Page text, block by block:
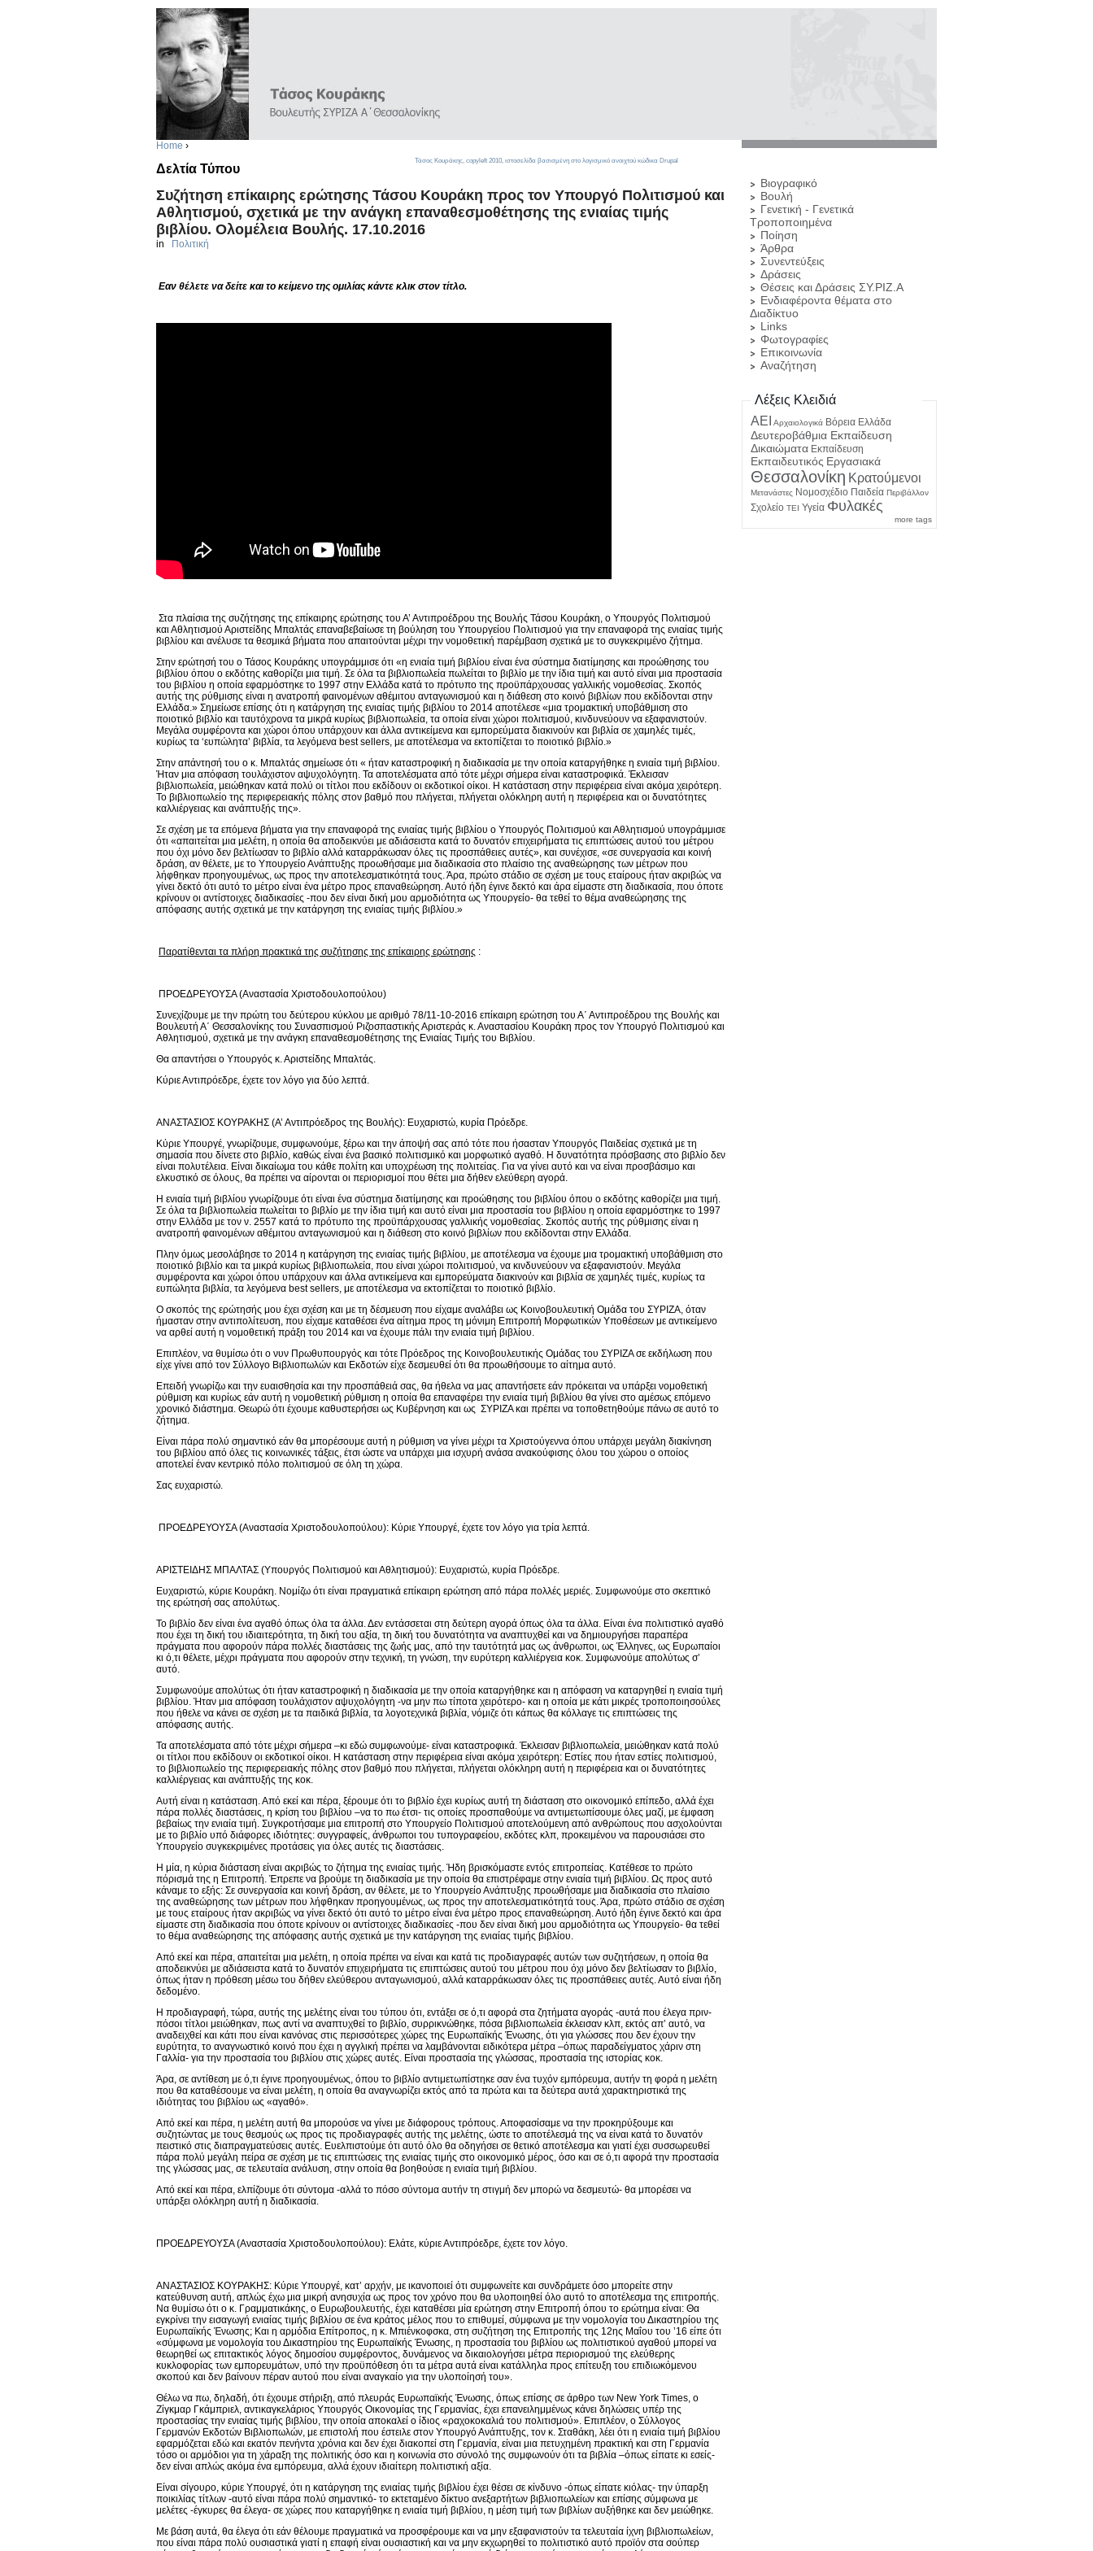
Home ›
Δελτία Τύπου
Συζήτηση επίκαιρης ερώτησης Τάσου Κουράκη προς τον Υπουργό Πολιτισμού και
Αθλητισμού, σχετικά με την ανάγκη επαναθεσμοθέτησης της ενιαίας τιμής
βιβλίου. Ολομέλεια Βουλής. 17.10.2016
in Πολιτική
Εαν θέλετε να δείτε και το κείμενο της ομιλίας κάντε κλικ στον τίτλο.
Στα πλαίσια της συζήτησης της επίκαιρης ερώτησης του Α’ Αντιπροέδρου της Βουλής Τάσου Κουράκη, ο Υπουργός Πολιτισμού
και Αθλητισμού Αριστείδης Μπαλτάς επαναβεβαίωσε τη βούληση του Υπουργείου Πολιτισμού για την επαναφορά της ενιαίας τιμής
βιβλίου και ανέλυσε τα θεσμικά βήματα που απαιτούνται μέχρι την νομοθετική παρέμβαση σχετικά με το συγκεκριμένο ζήτημα.
Στην ερώτησή του ο Τάσος Κουράκης υπογράμμισε ότι «η ενιαία τιμή βιβλίου είναι ένα σύστημα διατίμησης και προώθησης του
βιβλίου όπου ο εκδότης καθορίζει μια τιμή. Σε όλα τα βιβλιοπωλεία πωλείται το βιβλίο με την ίδια τιμή και αυτό είναι μια προστασία
του βιβλίου η οποία εφαρμόστηκε το 1997 στην Ελλάδα κατά το πρότυπο της προϋπάρχουσας γαλλικής νομοθεσίας. Σκοπός
αυτής της ρύθμισης είναι η ανατροπή φαινομένων αθέμιτου ανταγωνισμού και η διάθεση στο κοινό βιβλίων που εκδίδονται στην
Ελλάδα.» Σημείωσε επίσης ότι η κατάργηση της ενιαίας τιμής βιβλίου το 2014 αποτέλεσε «μια τρομακτική υποβάθμιση στο
ποιοτικό βιβλίο και ταυτόχρονα τα μικρά κυρίως βιβλιοπωλεία, τα οποία είναι χώροι πολιτισμού, κινδυνεύουν να εξαφανιστούν.
Μεγάλα συμφέροντα και χώροι όπου υπάρχουν και άλλα αντικείμενα και εμπορεύματα διακινούν και βιβλία σε χαμηλές τιμές,
κυρίως τα ‘ευπώλητα’ βιβλία, τα λεγόμενα best sellers, με αποτέλεσμα να εκτοπίζεται το ποιοτικό βιβλίο.»
Στην απάντησή του ο κ. Μπαλτάς σημείωσε ότι « ήταν καταστροφική η διαδικασία με την οποία καταργήθηκε η ενιαία τιμή βιβλίου.
Ήταν μια απόφαση τουλάχιστον αψυχολόγητη. Τα αποτελέσματα από τότε μέχρι σήμερα είναι καταστροφικά. Έκλεισαν
βιβλιοπωλεία, μειώθηκαν κατά πολύ οι τίτλοι που εκδίδουν οι εκδοτικοί οίκοι. Η κατάσταση στην περιφέρεια είναι ακόμα χειρότερη.
Το βιβλιοπωλείο της περιφερειακής πόλης στον βαθμό που πλήγεται, πλήγεται ολόκληρη αυτή η περιφέρεια και οι δυνατότητες
καλλιέργειας και ανάπτυξής της».
Σε σχέση με τα επόμενα βήματα για την επαναφορά της ενιαίας τιμής βιβλίου ο Υπουργός Πολιτισμού και Αθλητισμού υπογράμμισε
ότι «απαιτείται μια μελέτη, η οποία θα αποδεικνύει με αδιάσειστα κατά το δυνατόν επιχειρήματα τις επιπτώσεις αυτού του μέτρου
που όχι μόνο δεν βελτίωσαν το βιβλίο αλλά καταρράκωσαν όλες τις προσπάθειες αυτές», και συνέχισε, «σε συνεργασία και κοινή
δράση, αν θέλετε, με το Υπουργείο Ανάπτυξης προωθήσαμε μια διαδικασία στο πλαίσιο της αναθεώρησης των μέτρων που
λήφθηκαν προηγουμένως, ως προς την αποτελεσματικότητά τους. Άρα, πρώτο στάδιο σε σχέση με τους εταίρους ήταν ακριβώς να
γίνει δεκτό ότι αυτό το μέτρο είναι ένα μέτρο προς επαναθεώρηση. Αυτό ήδη έγινε δεκτό και άρα είμαστε στη διαδικασία, που όποτε
κρίνουν οι αντίστοιχες διαδικασίες -που δεν είναι δική μου αρμοδιότητα ως Υπουργείο- θα τεθεί το θέμα αναθεώρησης της
απόφασης αυτής σχετικά με την κατάργηση της ενιαίας τιμής βιβλίου.»
Παρατίθενται τα πλήρη πρακτικά της συζήτησης της επίκαιρης ερώτησης :
ΠΡΟΕΔΡΕΥΟΥΣΑ (Αναστασία Χριστοδουλοπούλου)
Συνεχίζουμε με την πρώτη του δεύτερου κύκλου με αριθμό 78/11-10-2016 επίκαιρη ερώτηση του Α΄ Αντιπροέδρου της Βουλής και
Βουλευτή Α΄ Θεσσαλονίκης του Συνασπισμού Ριζοσπαστικής Αριστεράς κ. Αναστασίου Κουράκη προς τον Υπουργό Πολιτισμού και
Αθλητισμού, σχετικά με την ανάγκη επαναθεσμοθέτησης της Ενιαίας Τιμής του Βιβλίου.
Θα απαντήσει ο Υπουργός κ. Αριστείδης Μπαλτάς.
Κύριε Αντιπρόεδρε, έχετε τον λόγο για δύο λεπτά.
ΑΝΑΣΤΑΣΙΟΣ ΚΟΥΡΑΚΗΣ (Α’ Αντιπρόεδρος της Βουλής): Ευχαριστώ, κυρία Πρόεδρε.
Κύριε Υπουργέ, γνωρίζουμε, συμφωνούμε, ξέρω και την άποψή σας από τότε που ήσασταν Υπουργός Παιδείας σχετικά με τη
σημασία που δίνετε στο βιβλίο, καθώς είναι ένα βασικό πολιτισμικό και μορφωτικό αγαθό. Η δυνατότητα πρόσβασης στο βιβλίο δεν
είναι πολυτέλεια. Είναι δικαίωμα του κάθε πολίτη και υποχρέωση της πολιτείας. Για να γίνει αυτό και να είναι προσβάσιμο και
ελκυστικό σε όλους, θα πρέπει να αίρονται οι περιορισμοί που θέτει μια δήθεν ελεύθερη αγορά.
Η ενιαία τιμή βιβλίου γνωρίζουμε ότι είναι ένα σύστημα διατίμησης και προώθησης του βιβλίου όπου ο εκδότης καθορίζει μια τιμή.
Σε όλα τα βιβλιοπωλεία πωλείται το βιβλίο με την ίδια τιμή και αυτό είναι μια προστασία του βιβλίου η οποία εφαρμόστηκε το 1997
στην Ελλάδα με τον ν. 2557 κατά το πρότυπο της προϋπάρχουσας γαλλικής νομοθεσίας. Σκοπός αυτής της ρύθμισης είναι η
ανατροπή φαινομένων αθέμιτου ανταγωνισμού και η διάθεση στο κοινό βιβλίων που εκδίδονται στην Ελλάδα.
Πλην όμως μεσολάβησε το 2014 η κατάργηση της ενιαίας τιμής βιβλίου, με αποτέλεσμα να έχουμε μια τρομακτική υποβάθμιση στο
ποιοτικό βιβλίο και τα μικρά κυρίως βιβλιοπωλεία, που είναι χώροι πολιτισμού, να κινδυνεύουν να εξαφανιστούν. Μεγάλα
συμφέροντα και χώροι όπου υπάρχουν και άλλα αντικείμενα και εμπορεύματα διακινούν και βιβλία σε χαμηλές τιμές, κυρίως τα
ευπώλητα βιβλία, τα λεγόμενα best sellers, με αποτέλεσμα να εκτοπίζεται το ποιοτικό βιβλίο.
Ο σκοπός της ερώτησής μου έχει σχέση και με τη δέσμευση που είχαμε αναλάβει ως Κοινοβουλευτική Ομάδα του ΣΥΡΙΖΑ, όταν
ήμασταν στην αντιπολίτευση, που είχαμε καταθέσει ένα αίτημα προς τη μόνιμη Επιτροπή Μορφωτικών Υποθέσεων με αντικείμενο
να αρθεί αυτή η νομοθετική πράξη του 2014 και να έχουμε πάλι την ενιαία τιμή βιβλίου.
Επιπλέον, να θυμίσω ότι ο νυν Πρωθυπουργός και τότε Πρόεδρος της Κοινοβουλευτικής Ομάδας του ΣΥΡΙΖΑ σε εκδήλωση που
είχε γίνει από τον Σύλλογο Βιβλιοπωλών και Εκδοτών είχε δεσμευθεί ότι θα προωθήσουμε το αίτημα αυτό.
Επειδή γνωρίζω και την ευαισθησία και την προσπάθειά σας, θα ήθελα να μας απαντήσετε εάν πρόκειται να υπάρξει νομοθετική
ρύθμιση και κυρίως εάν αυτή η νομοθετική ρύθμιση η οποία θα επαναφέρει την ενιαία τιμή βιβλίου θα γίνει στο αμέσως επόμενο
χρονικό διάστημα. Θεωρώ ότι έχουμε καθυστερήσει ως Κυβέρνηση και ως ΣΥΡΙΖΑ και πρέπει να τοποθετηθούμε πάνω σε αυτό το
ζήτημα.
Είναι πάρα πολύ σημαντικό εάν θα μπορέσουμε αυτή η ρύθμιση να γίνει μέχρι τα Χριστούγεννα όπου υπάρχει μεγάλη διακίνηση
του βιβλίου από όλες τις κοινωνικές τάξεις, έτσι ώστε να υπάρχει μια ισχυρή ανάσα ανακούφισης όλου του χώρου ο οποίος
αποτελεί έναν κεντρικό πόλο πολιτισμού σε όλη τη χώρα.
Σας ευχαριστώ.
ΠΡΟΕΔΡΕΥΟΥΣΑ (Αναστασία Χριστοδουλοπούλου): Κύριε Υπουργέ, έχετε τον λόγο για τρία λεπτά.
ΑΡΙΣΤΕΙΔΗΣ ΜΠΑΛΤΑΣ (Υπουργός Πολιτισμού και Αθλητισμού): Ευχαριστώ, κυρία Πρόεδρε.
Ευχαριστώ, κύριε Κουράκη. Νομίζω ότι είναι πραγματικά επίκαιρη ερώτηση από πάρα πολλές μεριές. Συμφωνούμε στο σκεπτικό
της ερώτησή σας απολύτως.
Το βιβλίο δεν είναι ένα αγαθό όπως όλα τα άλλα. Δεν εντάσσεται στη δεύτερη αγορά όπως όλα τα άλλα. Είναι ένα πολιτιστικό αγαθό
που έχει τη δική του ιδιαιτερότητα, τη δική του αξία, τη δική του δυνατότητα να αναπτυχθεί και να δημιουργήσει παραπέρα
πράγματα που αφορούν πάρα πολλές διαστάσεις της ζωής μας, από την ταυτότητά μας ως άνθρωποι, ως Έλληνες, ως Ευρωπαίοι
κι ό,τι θέλετε, μέχρι πράγματα που αφορούν στην τεχνική, τη γνώση, την ευρύτερη καλλιέργεια κοκ. Συμφωνούμε απολύτως σ’
αυτό.
Συμφωνούμε απολύτως ότι ήταν καταστροφική η διαδικασία με την οποία καταργήθηκε και η απόφαση να καταργηθεί η ενιαία τιμή
βιβλίου. Ήταν μια απόφαση τουλάχιστον αψυχολόγητη -να μην πω τίποτα χειρότερο- και η οποία με κάτι μικρές τροποποιησούλες
που ήθελε να κάνει σε σχέση με τα παιδικά βιβλία, τα λογοτεχνικά βιβλία, νόμιζε ότι κάπως θα κόλλαγε τις επιπτώσεις της
απόφασης αυτής.
Τα αποτελέσματα από τότε μέχρι σήμερα –κι εδώ συμφωνούμε- είναι καταστροφικά. Έκλεισαν βιβλιοπωλεία, μειώθηκαν κατά πολύ
οι τίτλοι που εκδίδουν οι εκδοτικοί οίκοι. Η κατάσταση στην περιφέρεια είναι ακόμα χειρότερη: Εστίες που ήταν εστίες πολιτισμού,
το βιβλιοπωλείο της περιφερειακής πόλης στον βαθμό που πλήγεται, πλήγεται ολόκληρη αυτή η περιφέρεια και οι δυνατότητες
καλλιέργειας και ανάπτυξής της κοκ.
Αυτή είναι η κατάσταση. Από εκεί και πέρα, ξέρουμε ότι το βιβλίο έχει κυρίως αυτή τη διάσταση στο οικονομικό επίπεδο, αλλά έχει
πάρα πολλές διαστάσεις, η κρίση του βιβλίου –να το πω έτσι- τις οποίες προσπαθούμε να αντιμετωπίσουμε όλες μαζί, με έμφαση
βεβαίως την ενιαία τιμή. Συγκροτήσαμε μια επιτροπή στο Υπουργείο Πολιτισμού αποτελούμενη από ανθρώπους που ασχολούνται
με το βιβλίο υπό διάφορες ιδιότητες: συγγραφείς, άνθρωποι του τυπογραφείου, εκδότες κλπ, προκειμένου να παρουσιάσει στο
Υπουργείο συγκεκριμένες προτάσεις για όλες αυτές τις διαστάσεις.
Η μία, η κύρια διάσταση είναι ακριβώς το ζήτημα της ενιαίας τιμής. Ήδη βρισκόμαστε εντός επιτροπείας. Κατέθεσε το πρώτο
πόρισμά της η Επιτροπή. Έπρεπε να βρούμε τη διαδικασία με την οποία θα επιστρέφαμε στην ενιαία τιμή βιβλίου. Ως προς αυτό
κάναμε το εξής: Σε συνεργασία και κοινή δράση, αν θέλετε, με το Υπουργείο Ανάπτυξης προωθήσαμε μια διαδικασία στο πλαίσιο
της αναθεώρησης των μέτρων που λήφθηκαν προηγουμένως, ως προς την αποτελεσματικότητά τους. Άρα, πρώτο στάδιο σε σχέση
με τους εταίρους ήταν ακριβώς να γίνει δεκτό ότι αυτό το μέτρο είναι ένα μέτρο προς επαναθεώρηση. Αυτό ήδη έγινε δεκτό και άρα
είμαστε στη διαδικασία που όποτε κρίνουν οι αντίστοιχες διαδικασίες -που δεν είναι δική μου αρμοδιότητα ως Υπουργείο- θα τεθεί
το θέμα αναθεώρησης της απόφασης αυτής σχετικά με την κατάργηση της ενιαίας τιμής βιβλίου.
Από εκεί και πέρα, απαιτείται μια μελέτη, η οποία πρέπει να είναι και κατά τις προδιαγραφές αυτών των συζητήσεων, η οποία θα
αποδεικνύει με αδιάσειστα κατά το δυνατόν επιχειρήματα τις επιπτώσεις αυτού του μέτρου που όχι μόνο δεν βελτίωσαν το βιβλίο,
όπως ήταν η πρόθεση μέσω του δήθεν ελεύθερου ανταγωνισμού, αλλά καταρράκωσαν όλες τις προσπάθειες αυτές. Αυτό είναι ήδη
δεδομένο.
Η προδιαγραφή, τώρα, αυτής της μελέτης είναι του τύπου ότι, εντάξει σε ό,τι αφορά στα ζητήματα αγοράς -αυτά που έλεγα πριν-
πόσοι τίτλοι μειώθηκαν, πως αντί να αναπτυχθεί το βιβλίο, συρρικνώθηκε, πόσα βιβλιοπωλεία έκλεισαν κλπ, εκτός απ’ αυτό, να
αναδειχθεί και κάτι που είναι κανόνας στις περισσότερες χώρες της Ευρωπαϊκής Ένωσης, ότι για γλώσσες που δεν έχουν την
ευρύτητα, το αναγνωστικό κοινό που έχει η αγγλική πρέπει να λαμβάνονται ειδικότερα μέτρα –όπως παραδείγματος χάριν στη
Γαλλία- για την προστασία του βιβλίου στις χώρες αυτές. Είναι προστασία της γλώσσας, προστασία της ιστορίας κοκ.
Άρα, σε αντίθεση με ό,τι έγινε προηγουμένως, όπου το βιβλίο αντιμετωπίστηκε σαν ένα τυχόν εμπόρευμα, αυτήν τη φορά η μελέτη
που θα καταθέσουμε να είναι μελέτη, η οποία θα αναγνωρίζει εκτός από τα πρώτα και τα δεύτερα αυτά χαρακτηριστικά της
ιδιότητας του βιβλίου ως «αγαθό».
Από εκεί και πέρα, η μελέτη αυτή θα μπορούσε να γίνει με διάφορους τρόπους. Αποφασίσαμε να την προκηρύξουμε και
συζητώντας με τους θεσμούς ως προς τις προδιαγραφές αυτής της μελέτης, ώστε το αποτέλεσμά της να είναι κατά το δυνατόν
πειστικό στις διαπραγματεύσεις αυτές. Ευελπιστούμε ότι αυτό όλο θα οδηγήσει σε θετικό αποτέλεσμα και γιατί έχει συσσωρευθεί
πάρα πολύ μεγάλη πείρα σε σχέση με τις επιπτώσεις της ενιαίας τιμής στο οικονομικό μέρος, όσο και σε ό,τι αφορά την προστασία
της γλώσσας μας, σε τελευταία ανάλυση, στην οποία θα βοηθούσε η ενιαία τιμή βιβλίου.
Από εκεί και πέρα, ελπίζουμε ότι σύντομα -αλλά το πόσο σύντομα αυτήν τη στιγμή δεν μπορώ να δεσμευτώ- θα μπορέσει να
υπάρξει ολόκληρη αυτή η διαδικασία.
ΠΡΟΕΔΡΕΥΟΥΣΑ (Αναστασία Χριστοδουλοπούλου): Ελάτε, κύριε Αντιπρόεδρε, έχετε τον λόγο.
ΑΝΑΣΤΑΣΙΟΣ ΚΟΥΡΑΚΗΣ: Κύριε Υπουργέ, κατ’ αρχήν, με ικανοποιεί ότι συμφωνείτε και συνδράμετε όσο μπορείτε στην
κατεύθυνση αυτή, απλώς έχω μια μικρή ανησυχία ως προς τον χρόνο που θα υλοποιηθεί όλο αυτό το αποτέλεσμα της επιτροπής.
Να θυμίσω ότι ο κ. Γραμματικάκης, ο Ευρωβουλευτής, έχει καταθέσει μία ερώτηση στην Επιτροπή όπου το ερώτημα είναι: Θα
εγκρίνει την εισαγωγή ενιαίας τιμής βιβλίου σε ένα κράτος μέλος που το επιθυμεί, σύμφωνα με την νομολογία του Δικαστηρίου της
Ευρωπαϊκής Ένωσης; Και η αρμόδια Επίτροπος, η κ. Μπιένκοφσκα, στη συζήτηση της Επιτροπής της 12ης Μαΐου του ’16 είπε ότι
«σύμφωνα με νομολογία του Δικαστηρίου της Ευρωπαϊκής Ένωσης, η προστασία του βιβλίου ως πολιτιστικού αγαθού μπορεί να
θεωρηθεί ως επιτακτικός λόγος δημοσίου συμφέροντος, δυνάμενος να δικαιολογήσει μέτρα περιορισμού της ελεύθερης
κυκλοφορίας των εμπορευμάτων, υπό την προϋπόθεση ότι τα μέτρα αυτά είναι κατάλληλα προς επίτευξη του επιδιωκόμενου
σκοπού και δεν βαίνουν πέραν αυτού που είναι αναγκαίο για την υλοποίησή του».
Θέλω να πω, δηλαδή, ότι έχουμε στήριξη, από πλευράς Ευρωπαϊκής Ένωσης, όπως επίσης σε άρθρο των New York Times, ο
Ζίγκμαρ Γκάμπριελ, αντικαγκελάριος Υπουργός Οικονομίας της Γερμανίας, έχει επανειλημμένως κάνει δηλώσεις υπέρ της
προστασίας την ενιαίας τιμής βιβλίου, την οποία αποκαλεί ο ίδιος «ραχοκοκαλιά του πολιτισμού». Επιπλέον, ο Σύλλογος
Γερμανών Εκδοτών Βιβλιοπωλών, με επιστολή που έστειλε στον Υπουργό Ανάπτυξης, τον κ. Σταθάκη, λέει ότι η ενιαία τιμή βιβλίου
εφαρμόζεται εδώ και εκατόν πενήντα χρόνια και δεν έχει διακοπεί στη Γερμανία, είναι μια πετυχημένη πρακτική και στη Γερμανία
τόσο οι αρμόδιοι για τη χάραξη της πολιτικής όσο και η κοινωνία στο σύνολό της συμφωνούν ότι τα βιβλία –όπως είπατε κι εσείς-
δεν είναι απλώς ακόμα ένα εμπόρευμα, αλλά έχουν ιδιαίτερη πολιτιστική αξία.
Είναι σίγουρο, κύριε Υπουργέ, ότι η κατάργηση της ενιαίας τιμής βιβλίου έχει θέσει σε κίνδυνο -όπως είπατε κιόλας- την ύπαρξη
ποικιλίας τίτλων -αυτό είναι πάρα πολύ σημαντικό- το εκτεταμένο δίκτυο ανεξαρτήτων βιβλιοπωλείων και επίσης σύμφωνα με
μελέτες -έγκυρες θα έλεγα- σε χώρες που καταργήθηκε η ενιαία τιμή βιβλίου, η μέση τιμή των βιβλίων αυξήθηκε και δεν μειώθηκε.
Με βάση αυτά, θα έλεγα ότι εάν θέλουμε πραγματικά να προσφέρουμε και να μην εξαφανιστούν τα τελευταία ίχνη βιβλιοπωλείων,
που είναι πάρα πολύ ουσιαστικά γιατί η επαφή είναι ουσιαστική και να μην εκχωρηθεί το πολιτιστικό αυτό προϊόν στα σούπερ
Βιογραφικό
Βουλή
Γενετική - Γενετικά
Τροποποιημένα
Ποίηση
Άρθρα
Συνεντεύξεις
Δράσεις
Θέσεις και Δράσεις ΣΥ.ΡΙΖ.Α
Ενδιαφέροντα θέματα στο
Διαδίκτυο
Links
Φωτογραφίες
Επικοινωνία
Αναζήτηση
Λέξεις Κλειδιά
ΑΕΙ
Αρχαιολογικά Βόρεια Ελλάδα
Δευτεροβάθμια Εκπαίδευση
Δικαιώματα Εκπαίδευση
Εκπαιδευτικός Εργασιακά
Θεσσαλονίκη Κρατούμενοι
Μετανάστες Νομοσχέδιο Παιδεία Περιβάλλον
Σχολείο ΤΕΙ Υγεία Φυλακές
more tags
Τάσος Κουράκης, copyleft 2010, ιστοσελίδα βασισμένη στο λογισμικό ανοιχτού κώδικα Drupal